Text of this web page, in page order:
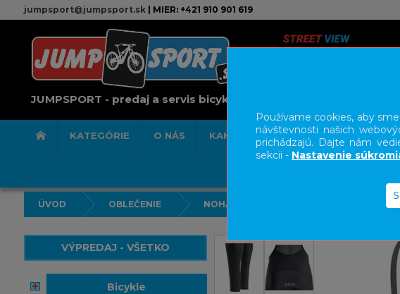
jumpsport@jumpsport.sk| MIER: +421 910 901 619
JUMPSPORT - predaj a servis bicyklov
KATEGÓRIE O NÁS KAMENNÁ PREDAJNA SERVIS
ÚVOD OBLEČENIE NOHAVICE/KRAŤASY
VÝPREDAJ - VŠETKO
bicykle
Používame cookies, aby
návštevnosti našich
prichádzajú. Dajte nám
sekcii - Nastavenie